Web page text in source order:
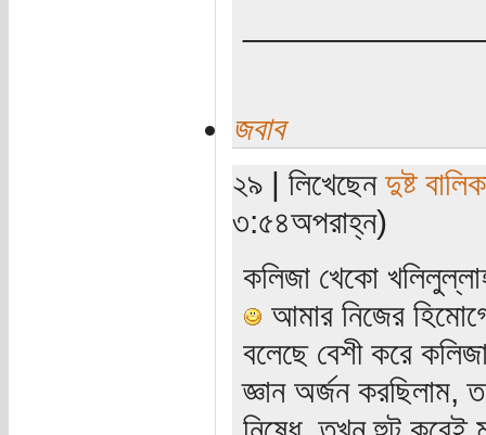
জবাব
২৯ | লিখেছেনদুষ্ট
৩:৫৪অপরাহ্ন)
কলিজা খেকো
আমার নিজের
বলেছে বেশী করে
জ্ঞান অর্জন করছিলাম,